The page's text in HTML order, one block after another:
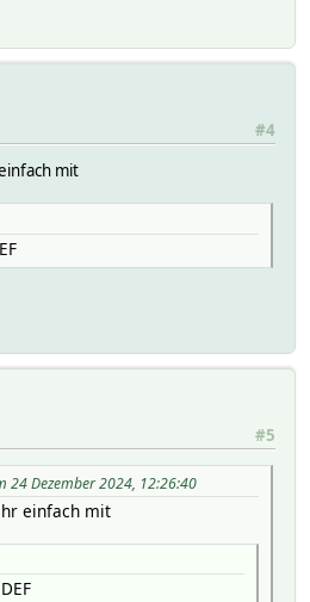
#4
mit
#5
24 Dezember 2024, 12:26:40
einfach mit